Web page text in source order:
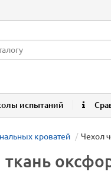
испытаний
кроватей Чехол